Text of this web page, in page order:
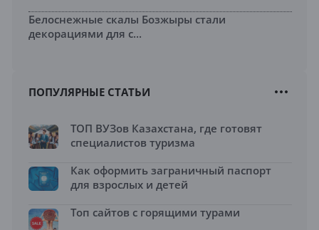
Белоснежные скалы Бозжыры стали
декорациями для с...
ПОПУЛЯРНЫЕ СТАТЬИ
ТОП ВУЗов Казахстана, где готовят
специалистов туризма
Как оформить заграничный паспорт
для взрослых и детей
Топ сайтов с горящими турами